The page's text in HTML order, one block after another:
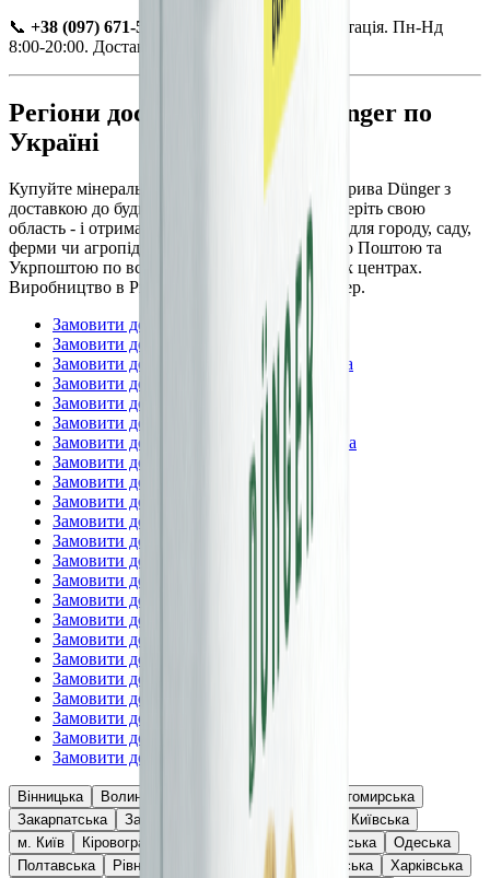
📞 +38 (097) 671-53-83
- безкоштовна консультація. Пн-Нд
8:00-20:00. Доставка від 0,5 кг.
Регіони доставки добрив Dünger по
Україні
Купуйте мінеральні та органо-мінеральні добрива Dünger з
доставкою до будь-якого регіону України. Оберіть свою
область - і отримайте добрива від виробника для городу, саду,
ферми чи агропідприємства. Доставка Новою Поштою та
Укрпоштою по всіх містах, селах та районних центрах.
Виробництво в Рівненській обл., ТОВ Дюнгер.
Замовити добрива —
Вінницька
Замовити добрива —
Волинська
Замовити добрива —
Дніпропетровська
Замовити добрива —
Житомирська
Замовити добрива —
Закарпатська
Замовити добрива —
Запорізька
Замовити добрива —
Івано-Франківська
Замовити добрива —
Київська
Замовити добрива —
м. Київ
Замовити добрива —
Кіровоградська
Замовити добрива —
Львівська
Замовити добрива —
Миколаївська
Замовити добрива —
Замовити добрива —
Полтавська
Замовити добрива —
Рівненська
Замовити добрива —
Замовити добрива —
Тернопільська
Замовити добрива —
Харківська
Замовити добрива —
Херсонська
Замовити добрива —
Хмельницька
Замовити добрива —
Черкаська
Замовити добрива —
Чернівецька
Замовити добрива —
Чернігівська
Вінницька Волинська Дніпропетровська
Житомирська
Закарпатська
Запорізька Івано-Франківська
Київська
м. Київ
Кіровоградська Львівська Миколаївська
Одеська
Полтавська
Рівненська Тернопільська
Харківська